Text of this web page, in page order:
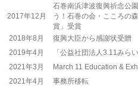
2017年12月
石巻南浜津波復興祈念公
う！石巻の会・こころの
賞」受賞
2018年8月
復興大臣から感謝状受贈
2019年4月
「公益社団法人3.11みら
2021年3月
March 11 Education &
2021年4月
事務所移転